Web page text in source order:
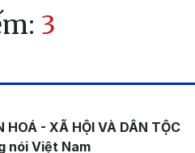
3
HOÁ - XÃ HỘI VÀ DÂN TỘC
nói Việt Nam